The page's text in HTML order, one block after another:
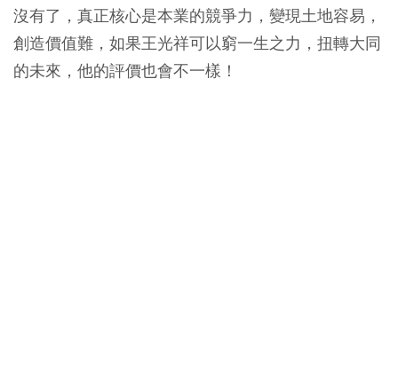
沒有了，真正核心是本業的競爭力，變現土地容易，
創造價值難，如果王光祥可以窮一生之力，扭轉大同
的未來，他的評價也會不一樣！